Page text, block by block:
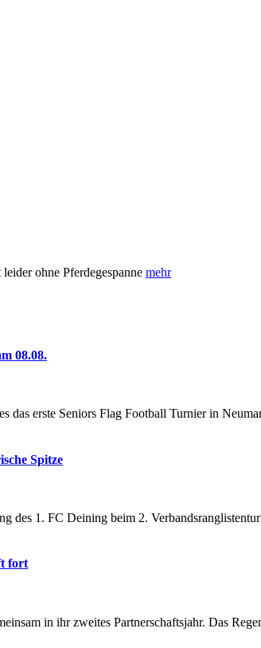
ohne Pferdegespanne mehr
08.08.
erste Seniors Flag Football Turnier in
Spitze
des 1. FC Deining beim 2.
fort
in ihr zweites Partnerschaftsjahr. Das